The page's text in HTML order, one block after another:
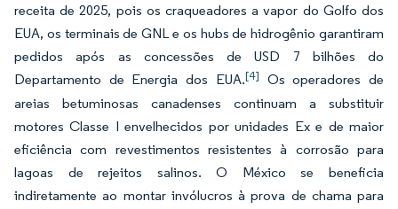
receita de 2025, pois os craqueadores a vapor do Golfo dos
EUA, os terminais de GNL e os hubs de hidrogênio garantiram
pedidos após as concessões de USD 7 bilhões do
Departamento de Energia dos EUA.[4] Os operadores de
areias betuminosas canadenses continuam a substituir
motores Classe I envelhecidos por unidades Ex e de maior
eficiência com revestimentos resistentes à corrosão para
lagoas de rejeitos salinos. O México se beneficia
indiretamente ao montar invólucros à prova de chama para